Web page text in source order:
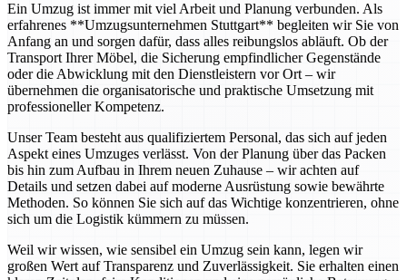
Ein Umzug ist immer mit viel Arbeit und Planung verbunden. Als
erfahrenes **Umzugsunternehmen Stuttgart** begleiten wir Sie von
Anfang an und sorgen dafür, dass alles reibungslos abläuft. Ob der
Transport Ihrer Möbel, die Sicherung empfindlicher Gegenstände
oder die Abwicklung mit den Dienstleistern vor Ort – wir
übernehmen die organisatorische und praktische Umsetzung mit
professioneller Kompetenz.
Unser Team besteht aus qualifiziertem Personal, das sich auf jeden
Aspekt eines Umzuges verlässt. Von der Planung über das Packen
bis hin zum Aufbau in Ihrem neuen Zuhause – wir achten auf
Details und setzen dabei auf moderne Ausrüstung sowie bewährte
Methoden. So können Sie sich auf das Wichtige konzentrieren, ohne
sich um die Logistik kümmern zu müssen.
Weil wir wissen, wie sensibel ein Umzug sein kann, legen wir
großen Wert auf Transparenz und Zuverlässigkeit. Sie erhalten einen